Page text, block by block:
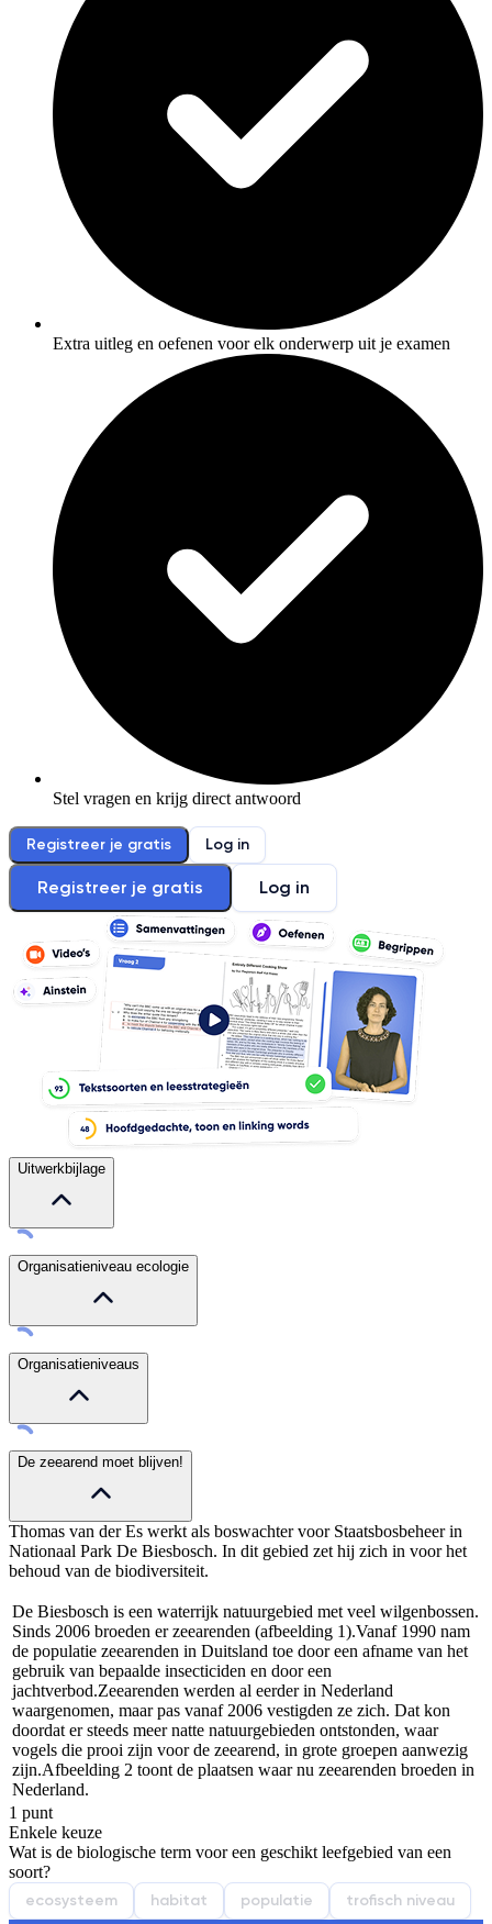
Extra uitleg en oefenen voor elk onderwerp uit je examen
Stel vragen en krijg direct antwoord
Registreer je gratis Log in
Registreer je gratis Log in
Uitwerkbijlage
Organisatieniveau ecologie
Organisatieniveaus
De zeearend moet blijven!
Thomas van der Es werkt als boswachter voor Staatsbosbeheer in
Nationaal Park De Biesbosch. In dit gebied zet hij zich in voor het
behoud van de biodiversiteit.
De Biesbosch is een waterrijk natuurgebied met veel wilgenbossen.
Sinds 2006 broeden er zeearenden (afbeelding 1).Vanaf 1990 nam
de populatie zeearenden in Duitsland toe door een afname van het
gebruik van bepaalde insecticiden en door een
jachtverbod.Zeearenden werden al eerder in Nederland
waargenomen, maar pas vanaf 2006 vestigden ze zich. Dat kon
doordat er steeds meer natte natuurgebieden ontstonden, waar
vogels die prooi zijn voor de zeearend, in grote groepen aanwezig
zijn.Afbeelding 2 toont de plaatsen waar nu zeearenden broeden in
Nederland.
1 punt
Enkele keuze
Wat is de biologische term voor een geschikt leefgebied van een
soort?
ecosysteem
habitat populatie trofisch niveau